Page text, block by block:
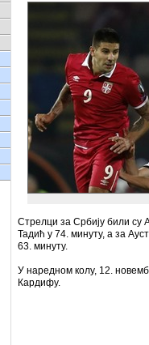
Стрелци за Србију били су
Тадић у 74. минуту, а за
63. минуту.
У наредном колу, 12.
Кардифу.